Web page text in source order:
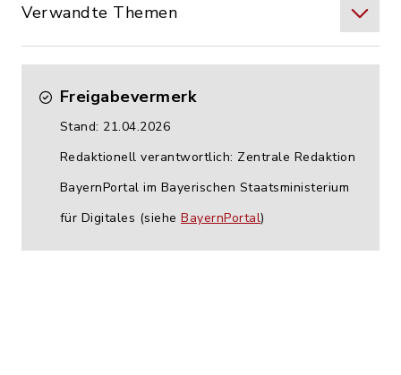
Verwandte Themen
Freigabevermerk
Stand: 21.04.2026
Redaktionell verantwortlich: Zentrale Redaktion
BayernPortal im Bayerischen Staatsministerium
für Digitales (siehe BayernPortal)